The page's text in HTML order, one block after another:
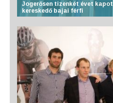
Jogerősen tizenkét évet
kereskedő bajai férfi